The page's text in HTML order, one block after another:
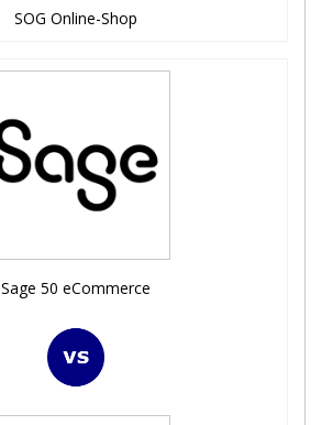
SOG Online-Shop
Sage 50 eCommerce